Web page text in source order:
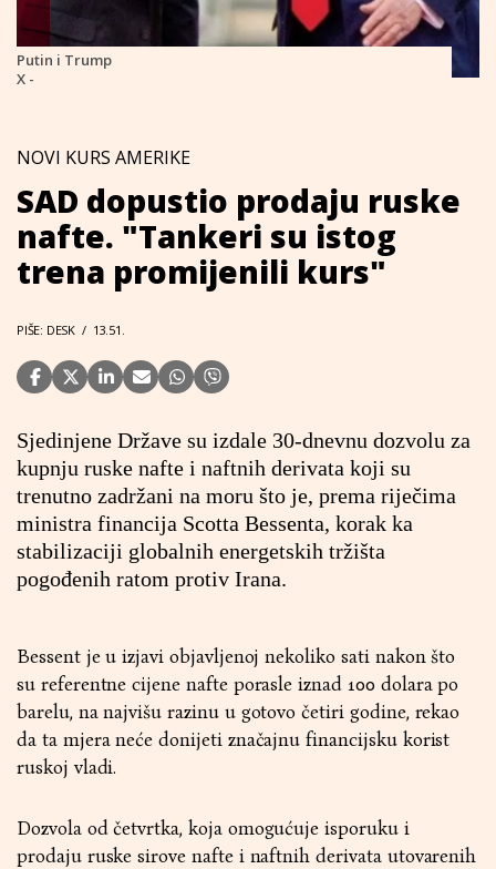
Putin i Trump
X -
NOVI KURS AMERIKE
SAD dopustio prodaju ruske
nafte. "Tankeri su istog
trena promijenili kurs"
PIŠE: DESK / 13.51.
Sjedinjene Države su izdale 30-dnevnu dozvolu za
kupnju ruske nafte i naftnih derivata koji su
trenutno zadržani na moru što je, prema riječima
ministra financija Scotta Bessenta, korak ka
stabilizaciji globalnih energetskih tržišta
pogođenih ratom protiv Irana.
Bessent je u izjavi objavljenoj nekoliko sati nakon što
su referentne cijene nafte porasle iznad 100 dolara po
barelu, na najvišu razinu u gotovo četiri godine, rekao
da ta mjera neće donijeti značajnu financijsku korist
ruskoj vladi.
Dozvola od četvrtka, koja omogućuje isporuku i
prodaju ruske sirove nafte i naftnih derivata utovarenih